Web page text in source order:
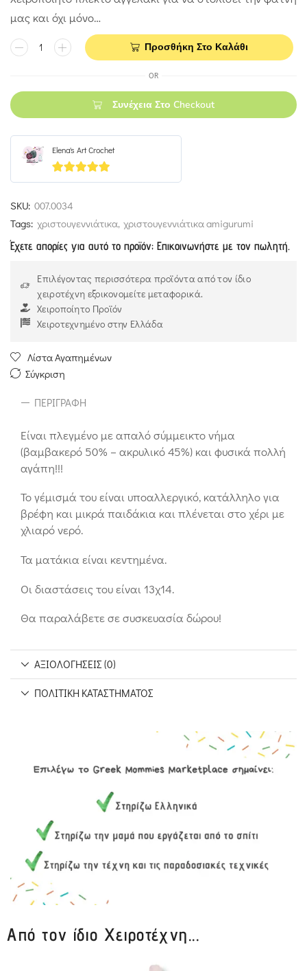
μας και όχι μόνο…
Προσθήκη Στο Καλάθι
OR
Συνέχεια Στο Checkout
Elena's Art Crochet
5out of 5
SKU: 007.0034
Tags: χριστουγεννιάτικα, χριστουγεννιάτικα amigurumi
Έχετε απορίες για αυτό το προϊόν; Επικοινωνήστε με τον πωλητή.
Επιλέγοντας περισσότερα προϊόντα από τον ίδιο
χειροτέχνη εξοικονομείτε μεταφορικά.
Χειροποίητο Προϊόν
Χειροτεχνημένο στην Ελλάδα
Λίστα Αγαπημένων
Σύγκριση
ΠΕΡΙΓΡΑΦΉ
Είναι πλεγμένο με απαλό σύμμεικτο νήμα
(βαμβακερό 50% – ακρυλικό 45%) και φυσικά πολλή
αγάπη!!!
Το γέμισμά του είναι υποαλλεργικό, κατάλληλο για
βρέφη και μικρά παιδάκια και πλένεται στο χέρι με
χλιαρό νερό.
Τα ματάκια είναι κεντημένα.
Οι διαστάσεις του είναι 13χ14.
Θα παραλάβετε σε συσκευασία δώρου!
ΑΞΙΟΛΟΓΉΣΕΙΣ (0)
ΠΟΛΙΤΙΚΉ ΚΑΤΑΣΤΉΜΑΤΟΣ
Από τον ίδιο Χειροτέχνη...